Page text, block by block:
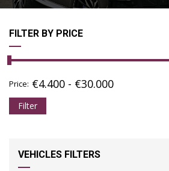
FILTER BY PRICE
Price: €4.400 - €30.000
Filter
VEHICLES FILTERS